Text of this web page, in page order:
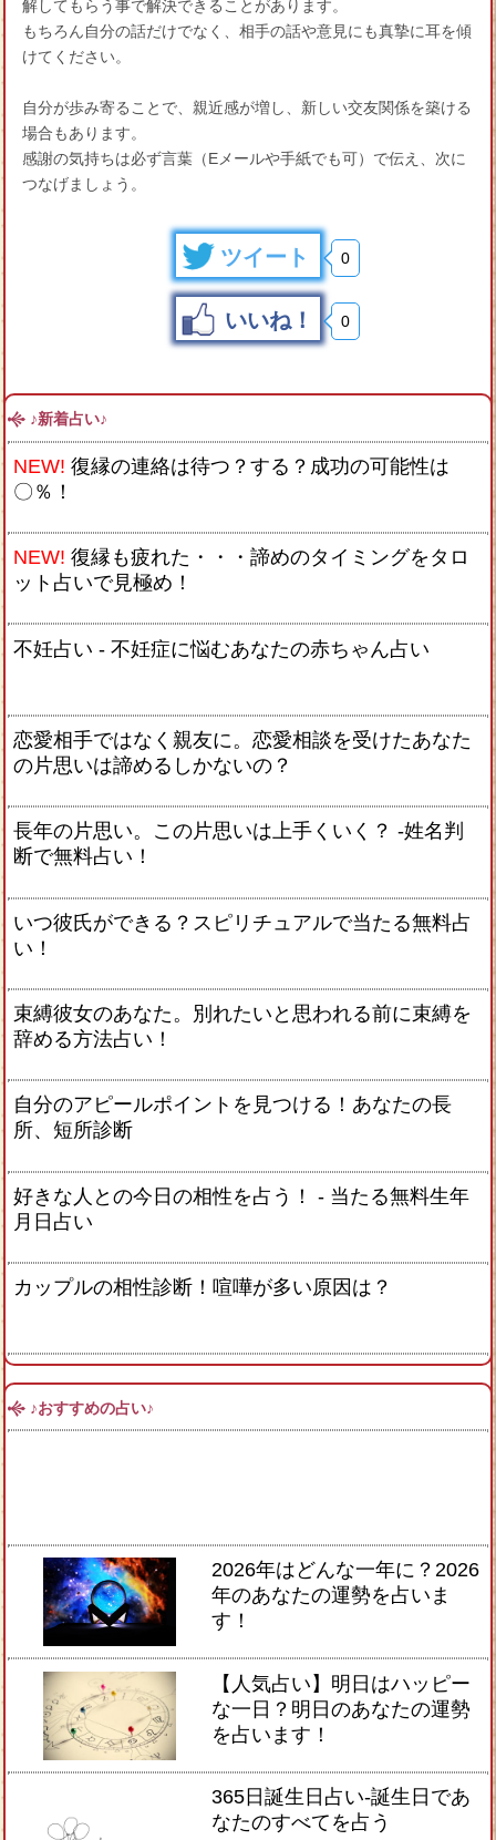
解してもらう事で解決できることがあります。
もちろん自分の話だけでなく、相手の話や意見にも真摯に耳を傾
けてください。
自分が歩み寄ることで、親近感が増し、新しい交友関係を築ける
場合もあります。
感謝の気持ちは必ず言葉（Eメールや手紙でも可）で伝え、次に
つなげましょう。
ツイート 0
いいね！ 0
♪新着占い♪
NEW! 復縁の連絡は待つ？する？成功の可能性は
〇％！
NEW! 復縁も疲れた・・・諦めのタイミングをタロ
ット占いで見極め！
不妊占い - 不妊症に悩むあなたの赤ちゃん占い
恋愛相手ではなく親友に。恋愛相談を受けたあなた
の片思いは諦めるしかないの？
長年の片思い。この片思いは上手くいく？ -姓名判
断で無料占い！
いつ彼氏ができる？スピリチュアルで当たる無料占
い！
束縛彼女のあなた。別れたいと思われる前に束縛を
辞める方法占い！
自分のアピールポイントを見つける！あなたの長
所、短所診断
好きな人との今日の相性を占う！ ‐ 当たる無料生年
月日占い
カップルの相性診断！喧嘩が多い原因は？
♪おすすめの占い♪
2026年はどんな一年に？2026
年のあなたの運勢を占いま
す！
【人気占い】明日はハッピー
な一日？明日のあなたの運勢
を占います！
365日誕生日占い-誕生日であ
なたのすべてを占う